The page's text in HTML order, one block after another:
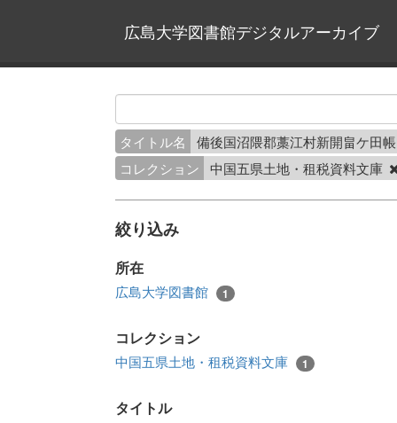
広島大学図書館デジタルアーカイブ
タイトル名
備後国沼隈郡藁江村新開畠ケ田
コレクション
中国五県土地・租税資料文庫
絞り込み
所在
広島大学図書館 1
コレクション
中国五県土地・租税資料文庫 1
タイトル